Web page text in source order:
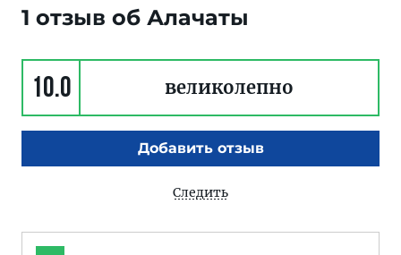
1 отзыв об Алачаты
10.0 великолепно
Добавить отзыв
Следить